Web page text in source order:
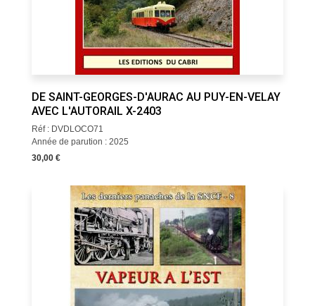
DE SAINT-GEORGES-D'AURAC AU PUY-EN-VELAY
AVEC L'AUTORAIL X-2403
Réf : DVDLOCO71
Année de parution : 2025
30,00 €